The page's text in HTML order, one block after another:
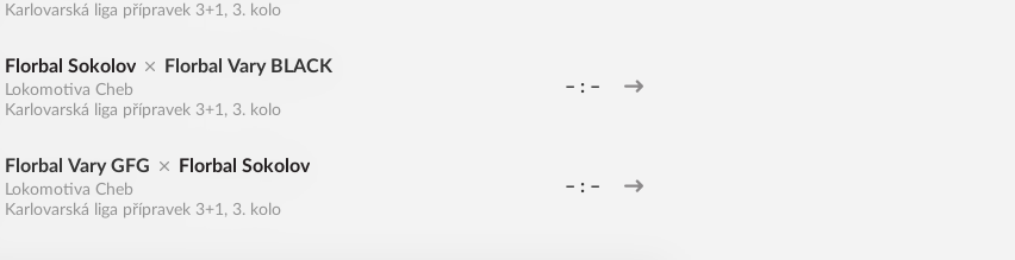
Karlovarská liga přípravek 3+1, 3. kolo
Florbal Sokolov Florbal Vary BLACK
Lokomotiva Cheb
Karlovarská liga přípravek 3+1, 3. kolo
– : –
Florbal Vary GFG Florbal Sokolov
Lokomotiva Cheb
Karlovarská liga přípravek 3+1, 3. kolo
– : –